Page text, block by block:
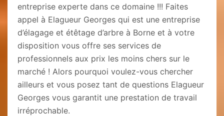
entreprise experte dans ce domaine !!! Faites
appel à Elagueur Georges qui est une entreprise
d’élagage et étêtage d’arbre à Borne et à votre
disposition vous offre ses services de
professionnels aux prix les moins chers sur le
marché ! Alors pourquoi voulez-vous chercher
ailleurs et vous posez tant de questions Elagueur
Georges vous garantit une prestation de travail
irréprochable.